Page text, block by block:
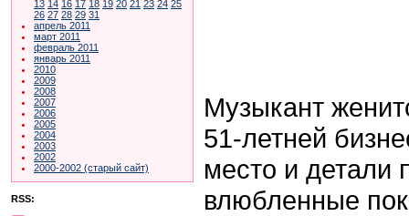
13 14 16 17 18 19 20 21 23 24 25
26 27 28 29 31
апрель 2011
март 2011
февраль 2011
январь 2011
2010
2009
2008
2007
2006
2005
2004
2003
2002
2000-2002 (старый сайт)
RSS:
Музыкант
51-летней
место и детали
влюбленные